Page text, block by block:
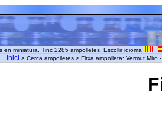
en miniatura. Tinc 2285 ampolletes. Escollir idioma
Inici > Cerca ampolletes > Fitxa ampolleta: Vermut Miro